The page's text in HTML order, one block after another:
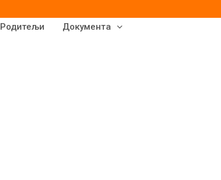
Родитељи
Документа